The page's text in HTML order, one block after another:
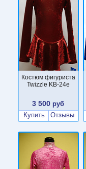
Костюм фигуриста
Twizzle KB-24e
3 500 руб
Купить
Отзывы